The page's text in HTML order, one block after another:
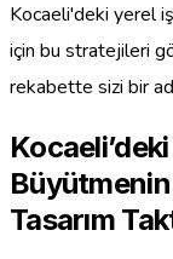
Kocaeli'deki yerel
için bu stratejileri
rekabette sizi bir
Tasarım